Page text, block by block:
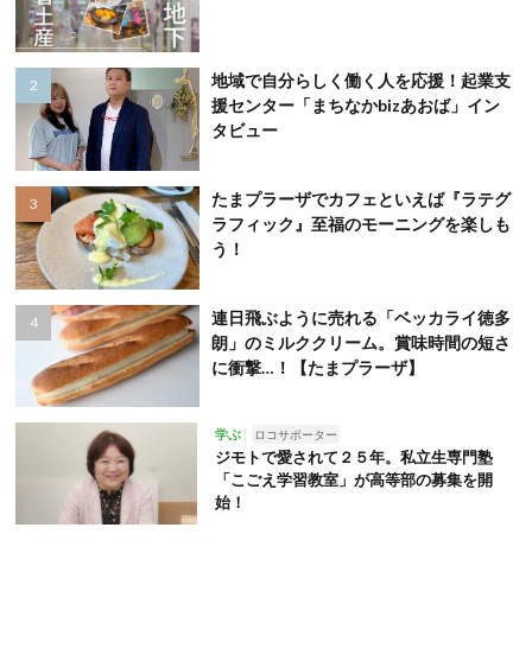
地域で自分らしく働く人を応援！起業支
援センター「まちなかbizあおば」イン
タビュー
たまプラーザでカフェといえば『ラテグ
ラフィック』至福のモーニングを楽しも
う！
連日飛ぶように売れる「ベッカライ徳多
朗」のミルククリーム。賞味時間の短さ
に衝撃…！【たまプラーザ】
学ぶ ロコサポーター
ジモトで愛されて２５年。私立生専門塾
「こごえ学習教室」が高等部の募集を開
始！